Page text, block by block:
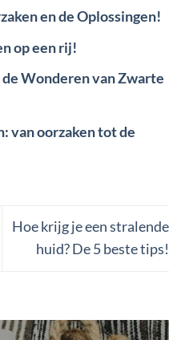
en de Oplossingen!
op een rij!
Wonderen van Zwarte
van oorzaken tot de
Hoe krijg je een stralende
huid? De 5 beste tips!